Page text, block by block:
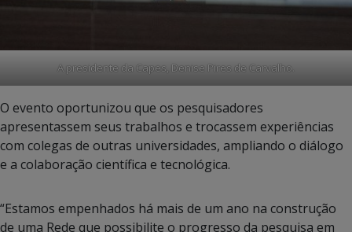
A presidente da Capes, Denise Pires de Carvalho.
O evento oportunizou que os pesquisadores
apresentassem seus trabalhos e trocassem experiências
com colegas de outras universidades, ampliando o diálogo
e a colaboração científica e tecnológica.
“Estamos empenhados há mais de um ano na construção
de uma Rede que possibilite o progresso da pesquisa em